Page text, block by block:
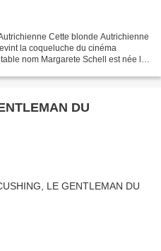
Cette blonde Autrichienne
la coqueluche du cinéma
nom Margarete Schell est née le
DU